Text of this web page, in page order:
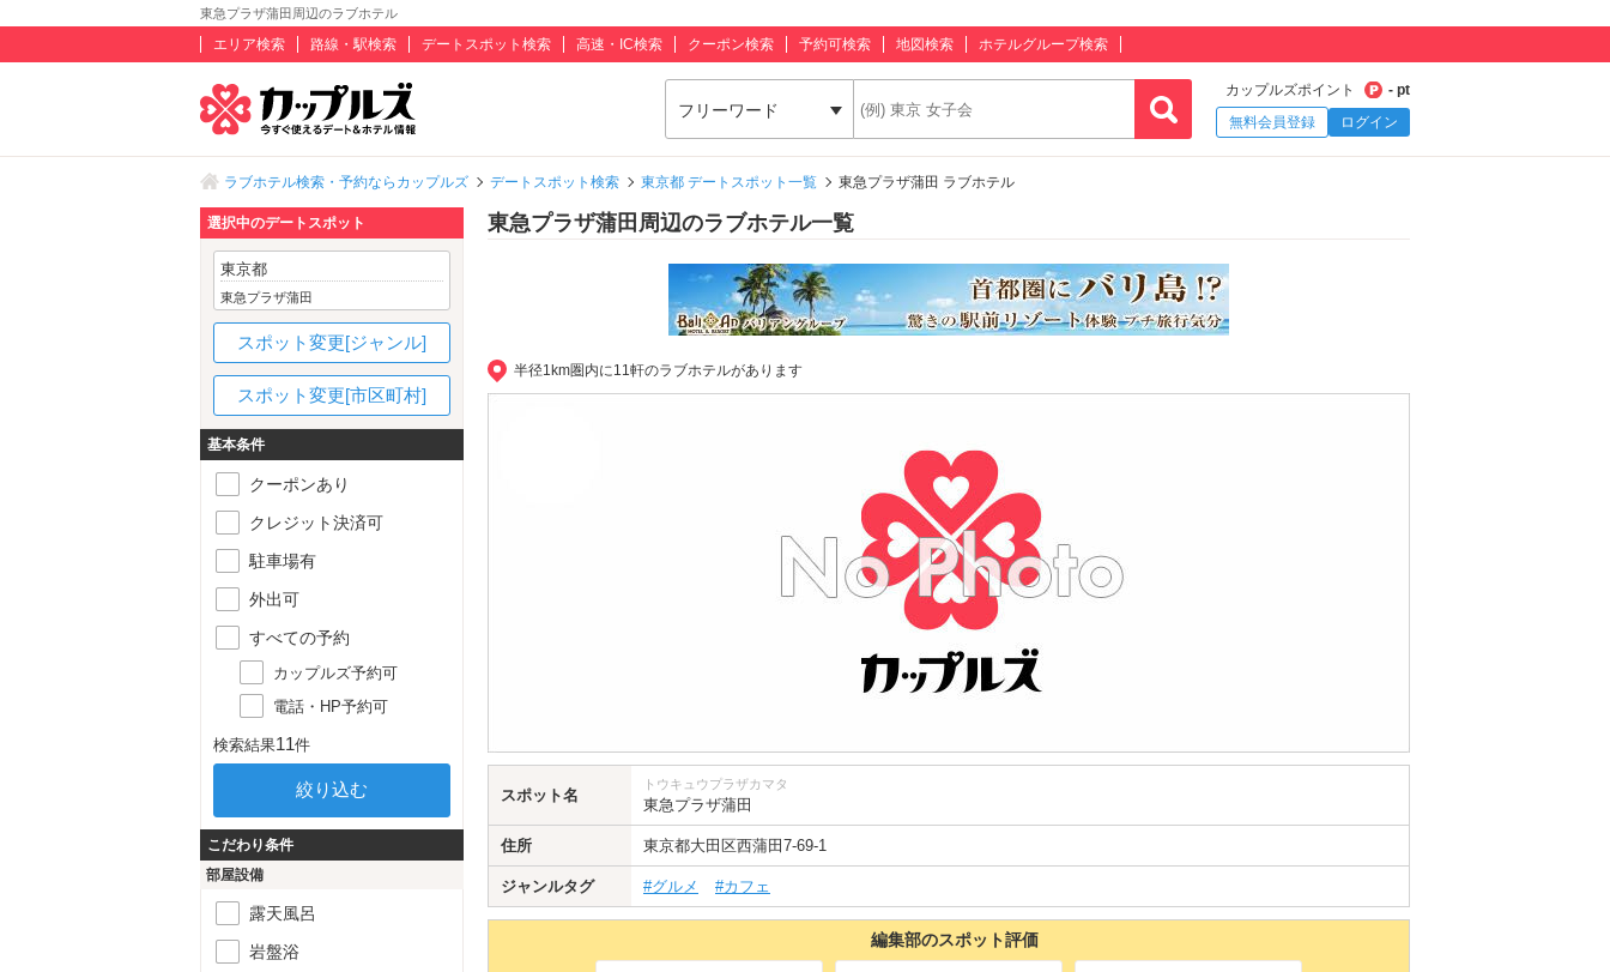
東急プラザ蒲田周辺のラブホテル
エリア検索 路線・駅検索 デートスポット検索 高速・IC検索 クーポン検索 予約可検索 地図検索 ホテルグループ検索
フリーワード
カップルズポイント
- pt
無料会員登録
ログイン
ラブホテル検索・予約ならカップルズ デートスポット検索 東京都 デートスポット一覧 東急プラザ蒲田 ラブホテル
東急プラザ蒲田周辺のラブホテル一覧
半径1km圏内に11軒のラブホテルがあります
スポット名
トウキュウプラザカマタ
東急プラザ蒲田
住所 東京都大田区西蒲田7-69-1
ジャンルタグ #グルメ #カフェ
編集部のスポット評価
選択中のデートスポット
東京都
東急プラザ蒲田
スポット変更[ジャンル]
スポット変更[市区町村]
基本条件
クーポンあり
クレジット決済可
駐車場有
外出可
すべての予約
カップルズ予約可
電話・HP予約可
検索結果11件
こだわり条件
部屋設備
露天風呂
岩盤浴